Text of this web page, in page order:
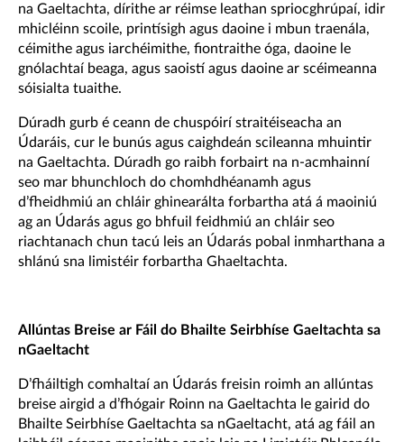
na Gaeltachta, dírithe ar réimse leathan spriocghrúpaí, idir
mhicléinn scoile, printísigh agus daoine i mbun traenála,
céimithe agus iarchéimithe, fiontraithe óga, daoine le
gnólachtaí beaga, agus saoistí agus daoine ar scéimeanna
sóisialta tuaithe.
Dúradh gurb é ceann de chuspóirí straitéiseacha an
Údaráis, cur le bunús agus caighdeán scileanna mhuintir
na Gaeltachta. Dúradh go raibh forbairt na n-acmhainní
seo mar bhunchloch do chomhdhéanamh agus
d’fheidhmiú an chláir ghinearálta forbartha atá á maoiniú
ag an Údarás agus go bhfuil feidhmiú an chláir seo
riachtanach chun tacú leis an Údarás pobal inmharthana a
shlánú sna limistéir forbartha Ghaeltachta.
Allúntas Breise ar Fáil do Bhailte Seirbhíse Gaeltachta sa
nGaeltacht
D’fháiltigh comhaltaí an Údarás freisin roimh an allúntas
breise airgid a d’fhógair Roinn na Gaeltachta le gairid do
Bhailte Seirbhíse Gaeltachta sa nGaeltacht, atá ag fáil an